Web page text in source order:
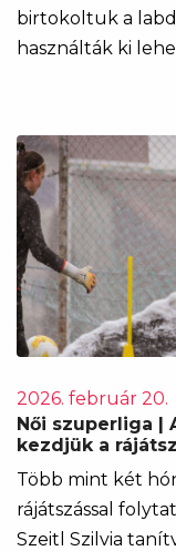
birtokoltuk a
használták ki
2026. február 20.
Női szuperliga |
kezdjük a
Több mint két
rájátszással
Szeitl Szilvia